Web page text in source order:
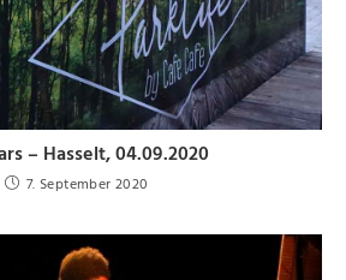
– Hasselt, 04.09.2020
7. September 2020